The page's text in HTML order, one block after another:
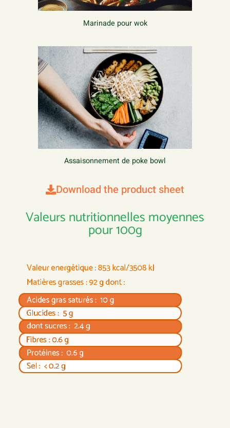
Marinade pour wok
Assaisonnement de poke bowl
Download the product sheet
Valeurs nutritionnelles moyennes
pour 100g